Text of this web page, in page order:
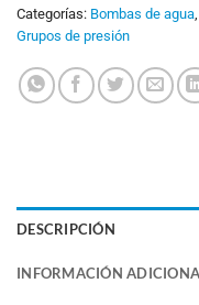
Categorías: Bombas de agua,
Grupos de presión
DESCRIPCIÓN
INFORMACIÓN